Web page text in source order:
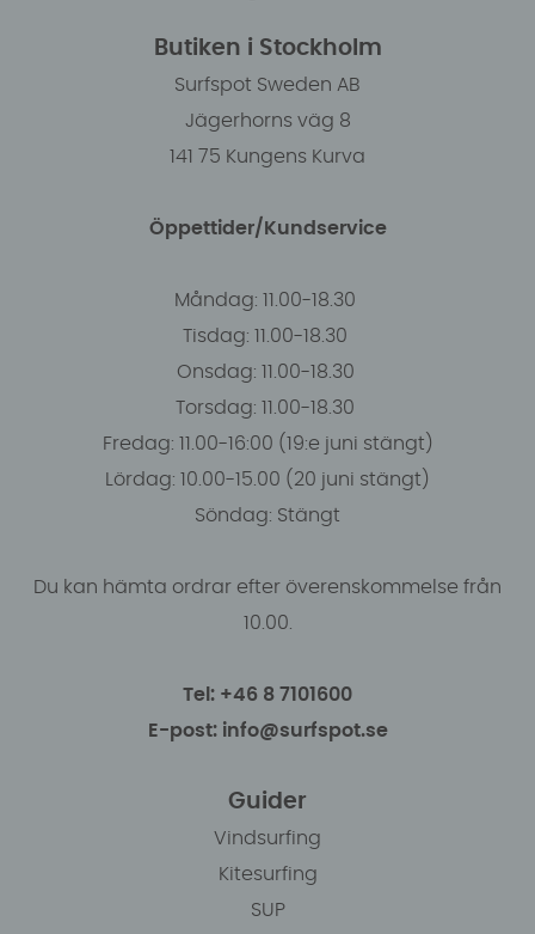
Butiken i Stockholm
Surfspot Sweden AB
Jägerhorns väg 8
141 75 Kungens Kurva
Öppettider/Kundservice
Måndag: 11.00-18.30
Tisdag: 11.00-18.30
Onsdag: 11.00-18.30
Torsdag: 11.00-18.30
Fredag: 11.00-16:00 (19:e juni stängt)
Lördag: 10.00-15.00 (20 juni stängt)
Söndag: Stängt
Du kan hämta ordrar efter överenskommelse från
10.00.
Tel: +46 8 7101600
E-post: info@surfspot.se
Guider
Vindsurfing
Kitesurfing
SUP